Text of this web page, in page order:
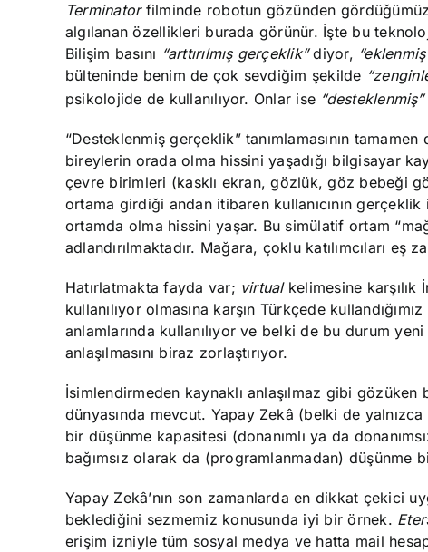
Terminatorfilminde robotun gözünden gördüğümüz
algılanan özellikleri burada görünür. İşte bu
Bilişim basını “arttırılmış gerçeklik”diyor,
bülteninde benim de çok sevdiğim şekilde
psikolojide de kullanılıyor. Onlar ise “desteklenmiş”
“Desteklenmiş gerçeklik” tanımlamasının tamamen
bireylerin orada olma hissini yaşadığı bilgisayar
çevre birimleri (kasklı ekran, gözlük, göz bebeği
ortama girdiği andan itibaren kullanıcının
ortamda olma hissini yaşar. Bu simülatif ortam
adlandırılmaktadır. Mağara, çoklu katılımcıları
Hatırlatmakta fayda var; virtualkelimesine karşılık
kullanılıyor olmasına karşın Türkçede
anlamlarında kullanılıyor ve belki de bu durum
anlaşılmasını biraz zorlaştırıyor.
İsimlendirmeden kaynaklı anlaşılmaz gibi
dünyasında mevcut. Yapay Zekâ (belki de
bir düşünme kapasitesi (donanımlı ya da
bağımsız olarak da (programlanmadan)
Yapay Zekâ’nın son zamanlarda en dikkat çekici
beklediğini sezmemiz konusunda iyi bir örnek.
erişim izniyle tüm sosyal medya ve hatta mail